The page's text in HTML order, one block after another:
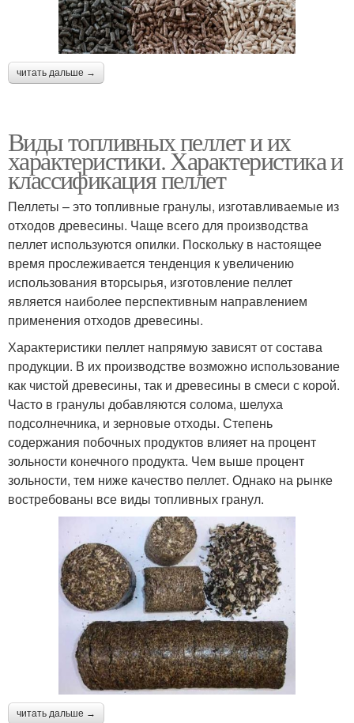
читать дальше →
Виды топливных пеллет и их
характеристики. Характеристика и
классификация пеллет
Пеллеты – это топливные гранулы, изготавливаемые из
отходов древесины. Чаще всего для производства
пеллет используются опилки. Поскольку в настоящее
время прослеживается тенденция к увеличению
использования вторсырья, изготовление пеллет
является наиболее перспективным направлением
применения отходов древесины.
Характеристики пеллет напрямую зависят от состава
продукции. В их производстве возможно использование
как чистой древесины, так и древесины в смеси с корой.
Часто в гранулы добавляются солома, шелуха
подсолнечника, и зерновые отходы. Степень
содержания побочных продуктов влияет на процент
зольности конечного продукта. Чем выше процент
зольности, тем ниже качество пеллет. Однако на рынке
востребованы все виды топливных гранул.
читать дальше →